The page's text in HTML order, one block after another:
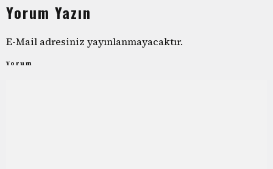
Yorum Yazın
E-Mail adresiniz yayınlanmayacaktır.
Yorum